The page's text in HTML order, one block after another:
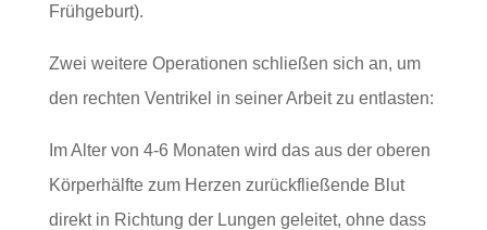
Frühgeburt).
Zwei weitere Operationen schließen sich an, um
den rechten Ventrikel in seiner Arbeit zu entlasten:
Im Alter von 4-6 Monaten wird das aus der oberen
Körperhälfte zum Herzen zurückfließende Blut
direkt in Richtung der Lungen geleitet, ohne dass